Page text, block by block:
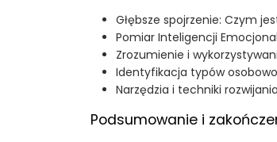
Głębsze spojrzenie: Czym
Pomiar Inteligencji
Zrozumienie i
Identyfikacja typów
Narzędzia i techniki
Podsumowanie i